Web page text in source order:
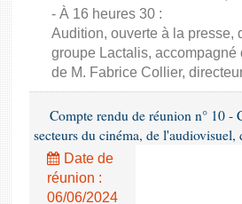
- À 16 heures 30 :
Audition, ouverte à la presse,
groupe Lactalis,
de M. Fabrice Collier,
Compte rendu de réunion n° 10 -
secteurs du cinéma, de
Date de
réunion :
06/06/2024